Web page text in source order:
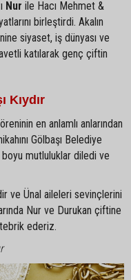
Nur ile Hacı Mehmet &
birleştirdi. Akalın
siyaset, iş dünyası ve
katılarak genç çiftin
Kıydır
en anlamlı anlarından
Gölbaşı Belediye
boyu mutluluklar diledi ve
ve Ünal aileleri sevinçlerini
Nur ve Durukan çiftine
ederiz.